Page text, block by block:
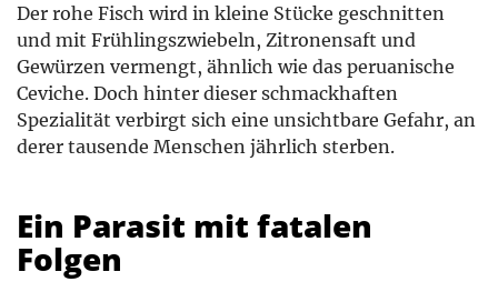
Der rohe Fisch wird in kleine Stücke geschnitten
und mit Frühlingszwiebeln, Zitronensaft und
Gewürzen vermengt, ähnlich wie das peruanische
Ceviche. Doch hinter dieser schmackhaften
Spezialität verbirgt sich eine unsichtbare Gefahr, an
derer tausende Menschen jährlich sterben.
Ein Parasit mit fatalen
Folgen